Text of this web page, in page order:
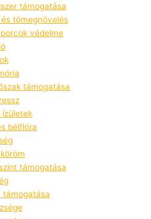
támogatása
tömegnövelés
védelme
támogatása
ízületek
bélflóra
támogatása
támogatása